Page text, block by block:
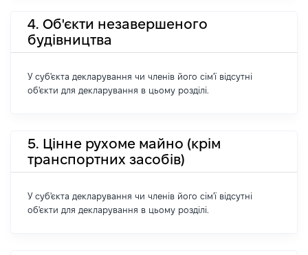
4. Об'єкти незавершеного
будівництва
У суб'єкта декларування чи членів його сім'ї відсутні
об'єкти для декларування в цьому розділі.
5. Цінне рухоме майно (крім
транспортних засобів)
У суб'єкта декларування чи членів його сім'ї відсутні
об'єкти для декларування в цьому розділі.